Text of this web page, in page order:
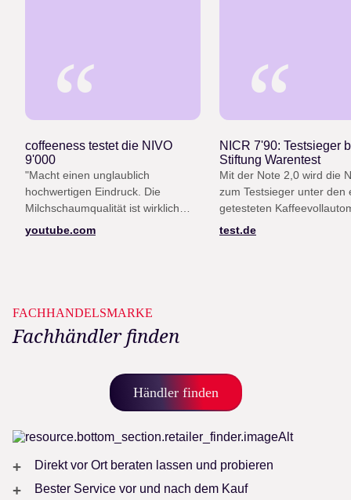
“
coffeeness testet die NIVO
9'000
"Macht einen unglaublich
hochwertigen Eindruck. Die
Milchschaumqualität ist wirklich
gut, die Lautstärke ist niedrig, das
youtube.com
“
NICR 7'90: Testsieger
Stiftung Warentest
Mit der Note 2,0 wird die
zum Testsieger unter den
getesteten
(Heft 12/25)
test.de
FACHHANDELSMARKE
Fachhändler finden
Händler finden
Direkt vor Ort beraten lassen und probieren
Bester Service vor und nach dem Kauf